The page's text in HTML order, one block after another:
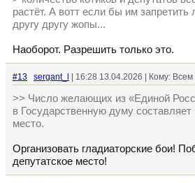
растёт. А вотт если бы им запретить
другу другу жопы...
Наоборот. Разрешить только это.
#13 sergant_l | 16:28 13.04.2026 | Кому: Всем
>> Число желающих из «Единой
в Государственную думу составляет
место.
Организовать гладиаторские бои!
депутатское место!